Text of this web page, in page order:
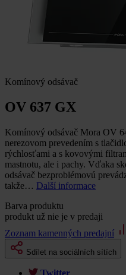
Komínový odsávač
OV 637 GX
Komínový odsávač Mora OV
nerezovom prevedením s
rýchlosťami a s kovovými
mastnotu, ale i pachy. Vďaka
odsávač bezproblémovú
takže… Další informace
Barva produktu
produkt už nie je v predaji
Zoznam kamenných predajní
Sdílet na sociálních sítích
Twitter